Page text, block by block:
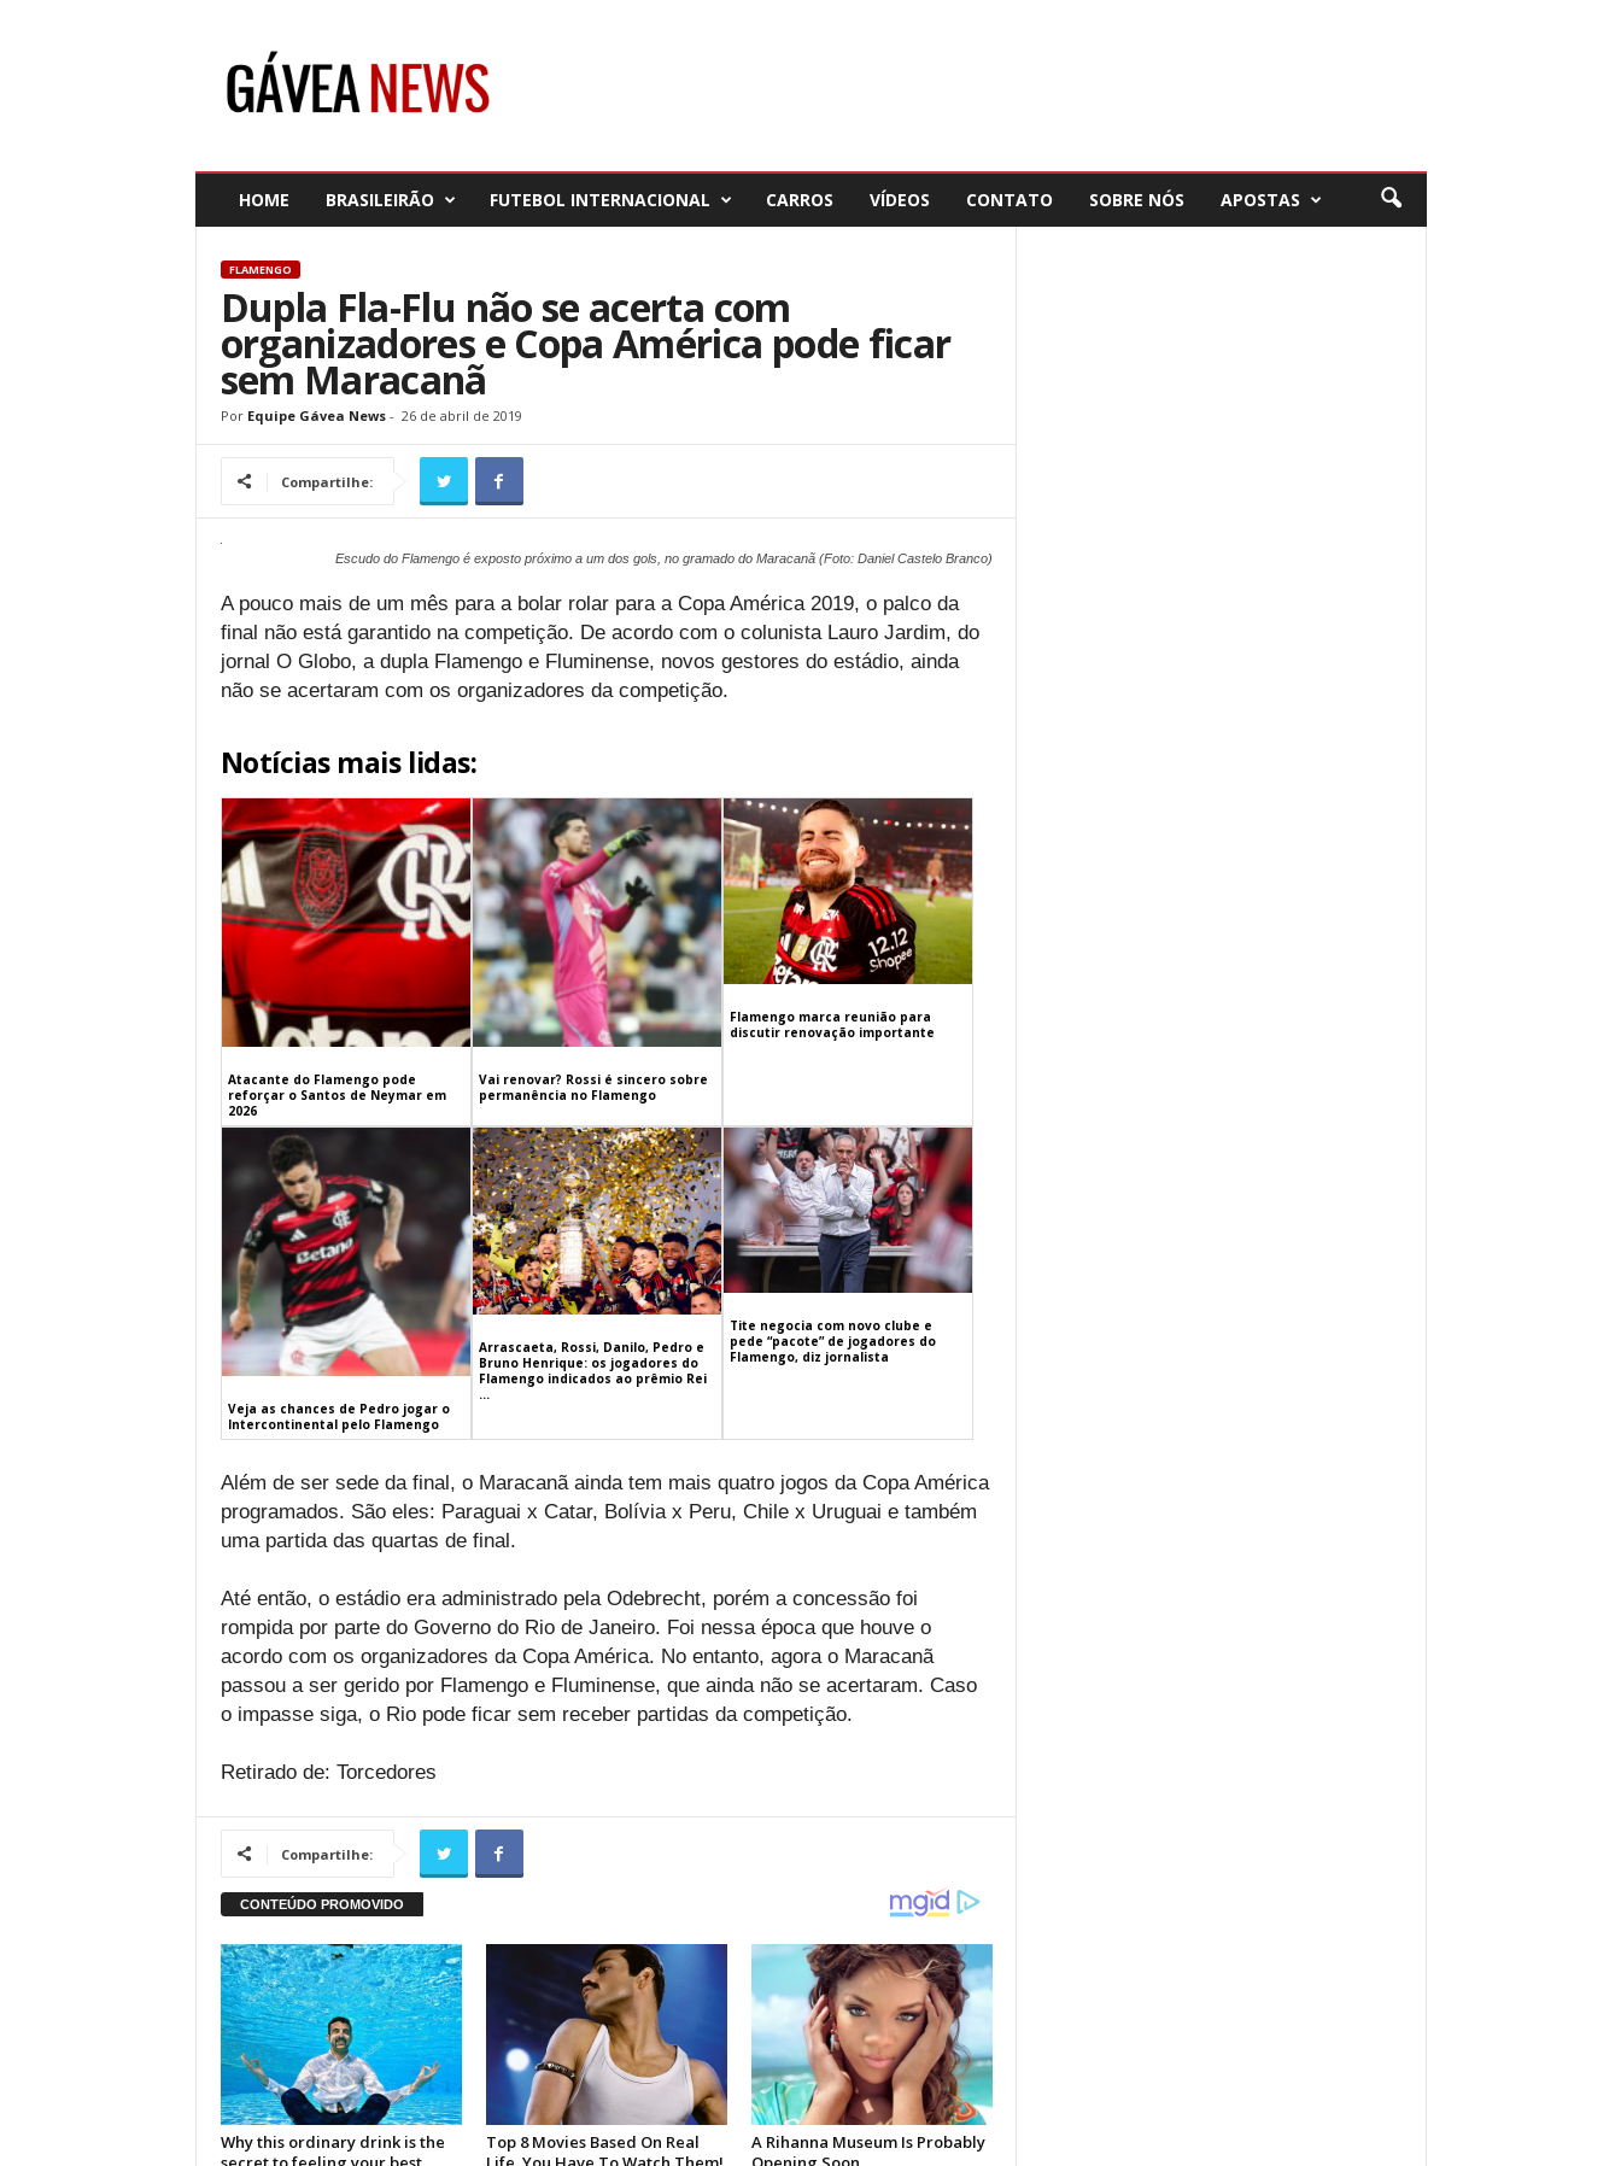
HOME BRASILEIRÃO FUTEBOL INTERNACIONAL CARROS VÍDEOS CONTATO SOBRE NÓS APOSTAS
FLAMENGO
Dupla Fla-Flu não se acerta com
organizadores e Copa América pode ficar
sem Maracanã
Por Equipe Gávea News- 26 de abril de 2019
Compartilhe:
Escudo do Flamengo é exposto próximo a um dos gols, no gramado do Maracanã (Foto: Daniel Castelo Branco)
A pouco mais de um mês para a bolar rolar para a Copa América 2019, o palco da
final não está garantido na competição. De acordo com o colunista Lauro Jardim, do
jornal O Globo, a dupla Flamengo e Fluminense, novos gestores do estádio, ainda
não se acertaram com os organizadores da competição.
Notícias mais lidas:
Atacante do Flamengo pode
reforçar o Santos de Neymar em
2026
Vai renovar? Rossi é sincero sobre
permanência no Flamengo
Flamengo marca reunião para
discutir renovação importante
Veja as chances de Pedro jogar o
Intercontinental pelo Flamengo
Arrascaeta, Rossi, Danilo, Pedro e
Bruno Henrique: os jogadores do
Flamengo indicados ao prêmio Rei
...
Tite negocia com novo clube e
pede “pacote” de jogadores do
Flamengo, diz jornalista
Além de ser sede da final, o Maracanã ainda tem mais quatro jogos da Copa América
programados. São eles: Paraguai x Catar, Bolívia x Peru, Chile x Uruguai e também
uma partida das quartas de final.
Até então, o estádio era administrado pela Odebrecht, porém a concessão foi
rompida por parte do Governo do Rio de Janeiro. Foi nessa época que houve o
acordo com os organizadores da Copa América. No entanto, agora o Maracanã
passou a ser gerido por Flamengo e Fluminense, que ainda não se acertaram. Caso
o impasse siga, o Rio pode ficar sem receber partidas da competição.
Retirado de: Torcedores
Compartilhe: